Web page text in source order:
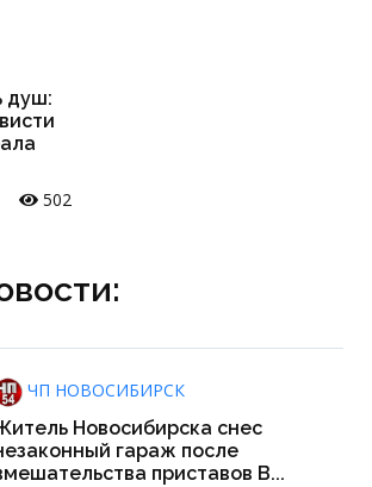
душ:
502
ЧП НОВОСИБИРСК
Новосибирска снес
гараж после
приставов В...